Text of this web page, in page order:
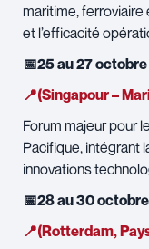
maritime, ferroviaire
et l’efficacité
📅25 au 27
📍(Singapour –
Forum majeur pour
Pacifique, intégrant
innovations
📅28 au 30
📍(Rotterdam,